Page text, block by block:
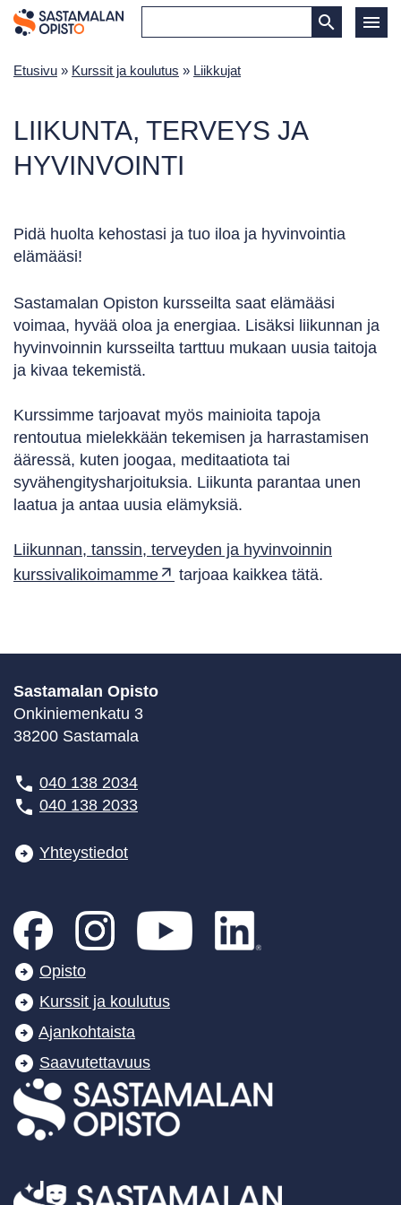
Etusivu » Kurssit ja koulutus » Liikkujat
LIIKUNTA, TERVEYS JA
HYVINVOINTI
Pidä huolta kehostasi ja tuo iloa ja hyvinvointia
elämääsi!
Sastamalan Opiston kursseilta saat elämääsi
voimaa, hyvää oloa ja energiaa. Lisäksi liikunnan ja
hyvinvoinnin kursseilta tarttuu mukaan uusia taitoja
ja kivaa tekemistä.
Kurssimme tarjoavat myös mainioita tapoja
rentoutua mielekkään tekemisen ja harrastamisen
ääressä, kuten joogaa, meditaatiota tai
syvähengitysharjoituksia. Liikunta parantaa unen
laatua ja antaa uusia elämyksiä.
Liikunnan, tanssin, terveyden ja hyvinvoinnin
kurssivalikoimamme
tarjoaa kaikkea tätä.
Sastamalan Opisto
Onkiniemenkatu 3
38200 Sastamala
040 138 2034
040 138 2033
Yhteystiedot
Opisto
Kurssit ja koulutus
Ajankohtaista
Saavutettavuus